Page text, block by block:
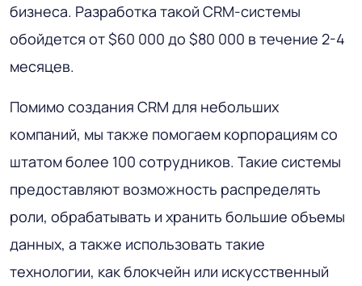
бизнеса. Разработка такой CRM-системы
обойдется от $60 000 до $80 000 в течение 2-4
месяцев.
Помимо создания CRM для небольших
компаний, мы также помогаем корпорациям со
штатом более 100 сотрудников. Такие системы
предоставляют возможность распределять
роли, обрабатывать и хранить большие объемы
данных, а также использовать такие
технологии, как блокчейн или искусственный